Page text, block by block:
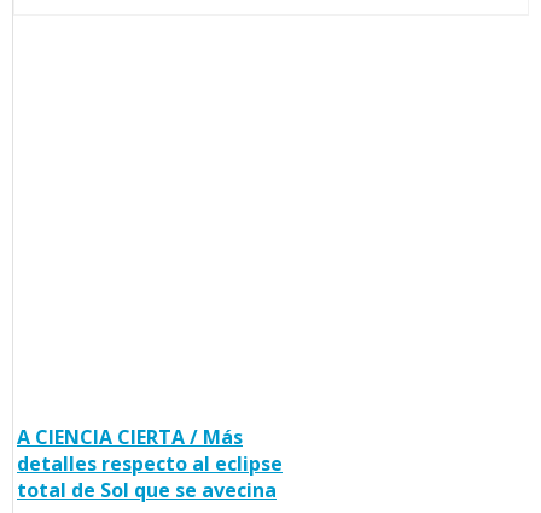
A CIENCIA CIERTA / Más
detalles respecto al eclipse
total de Sol que se avecina